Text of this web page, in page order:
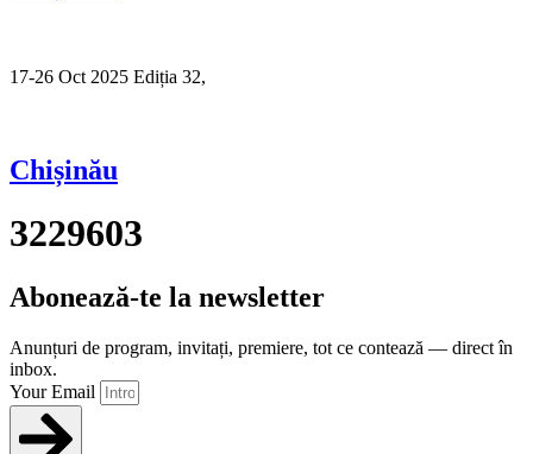
17-26 Oct 2025 Ediția 32,
Chișinău
3229603
Abonează-te la newsletter
Anunțuri de program, invitați, premiere, tot ce contează — direct în
inbox.
Your Email